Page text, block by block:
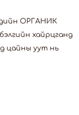
ОРГАНИК
хайрцганд
цайны уут нь